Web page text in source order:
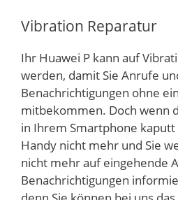
Vibration Reparatur
Ihr Huawei P kann auf
werden, damit Sie Anrufe
Benachrichtigungen ohne
mitbekommen. Doch wenn
in Ihrem Smartphone
Handy nicht mehr und Sie
nicht mehr auf eingehende
Benachrichtigungen